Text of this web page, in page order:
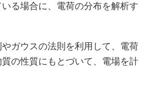
る場合に、電荷の分布を解析す
ガウスの法則を利用して、電荷
の性質にもとづいて、電場を計